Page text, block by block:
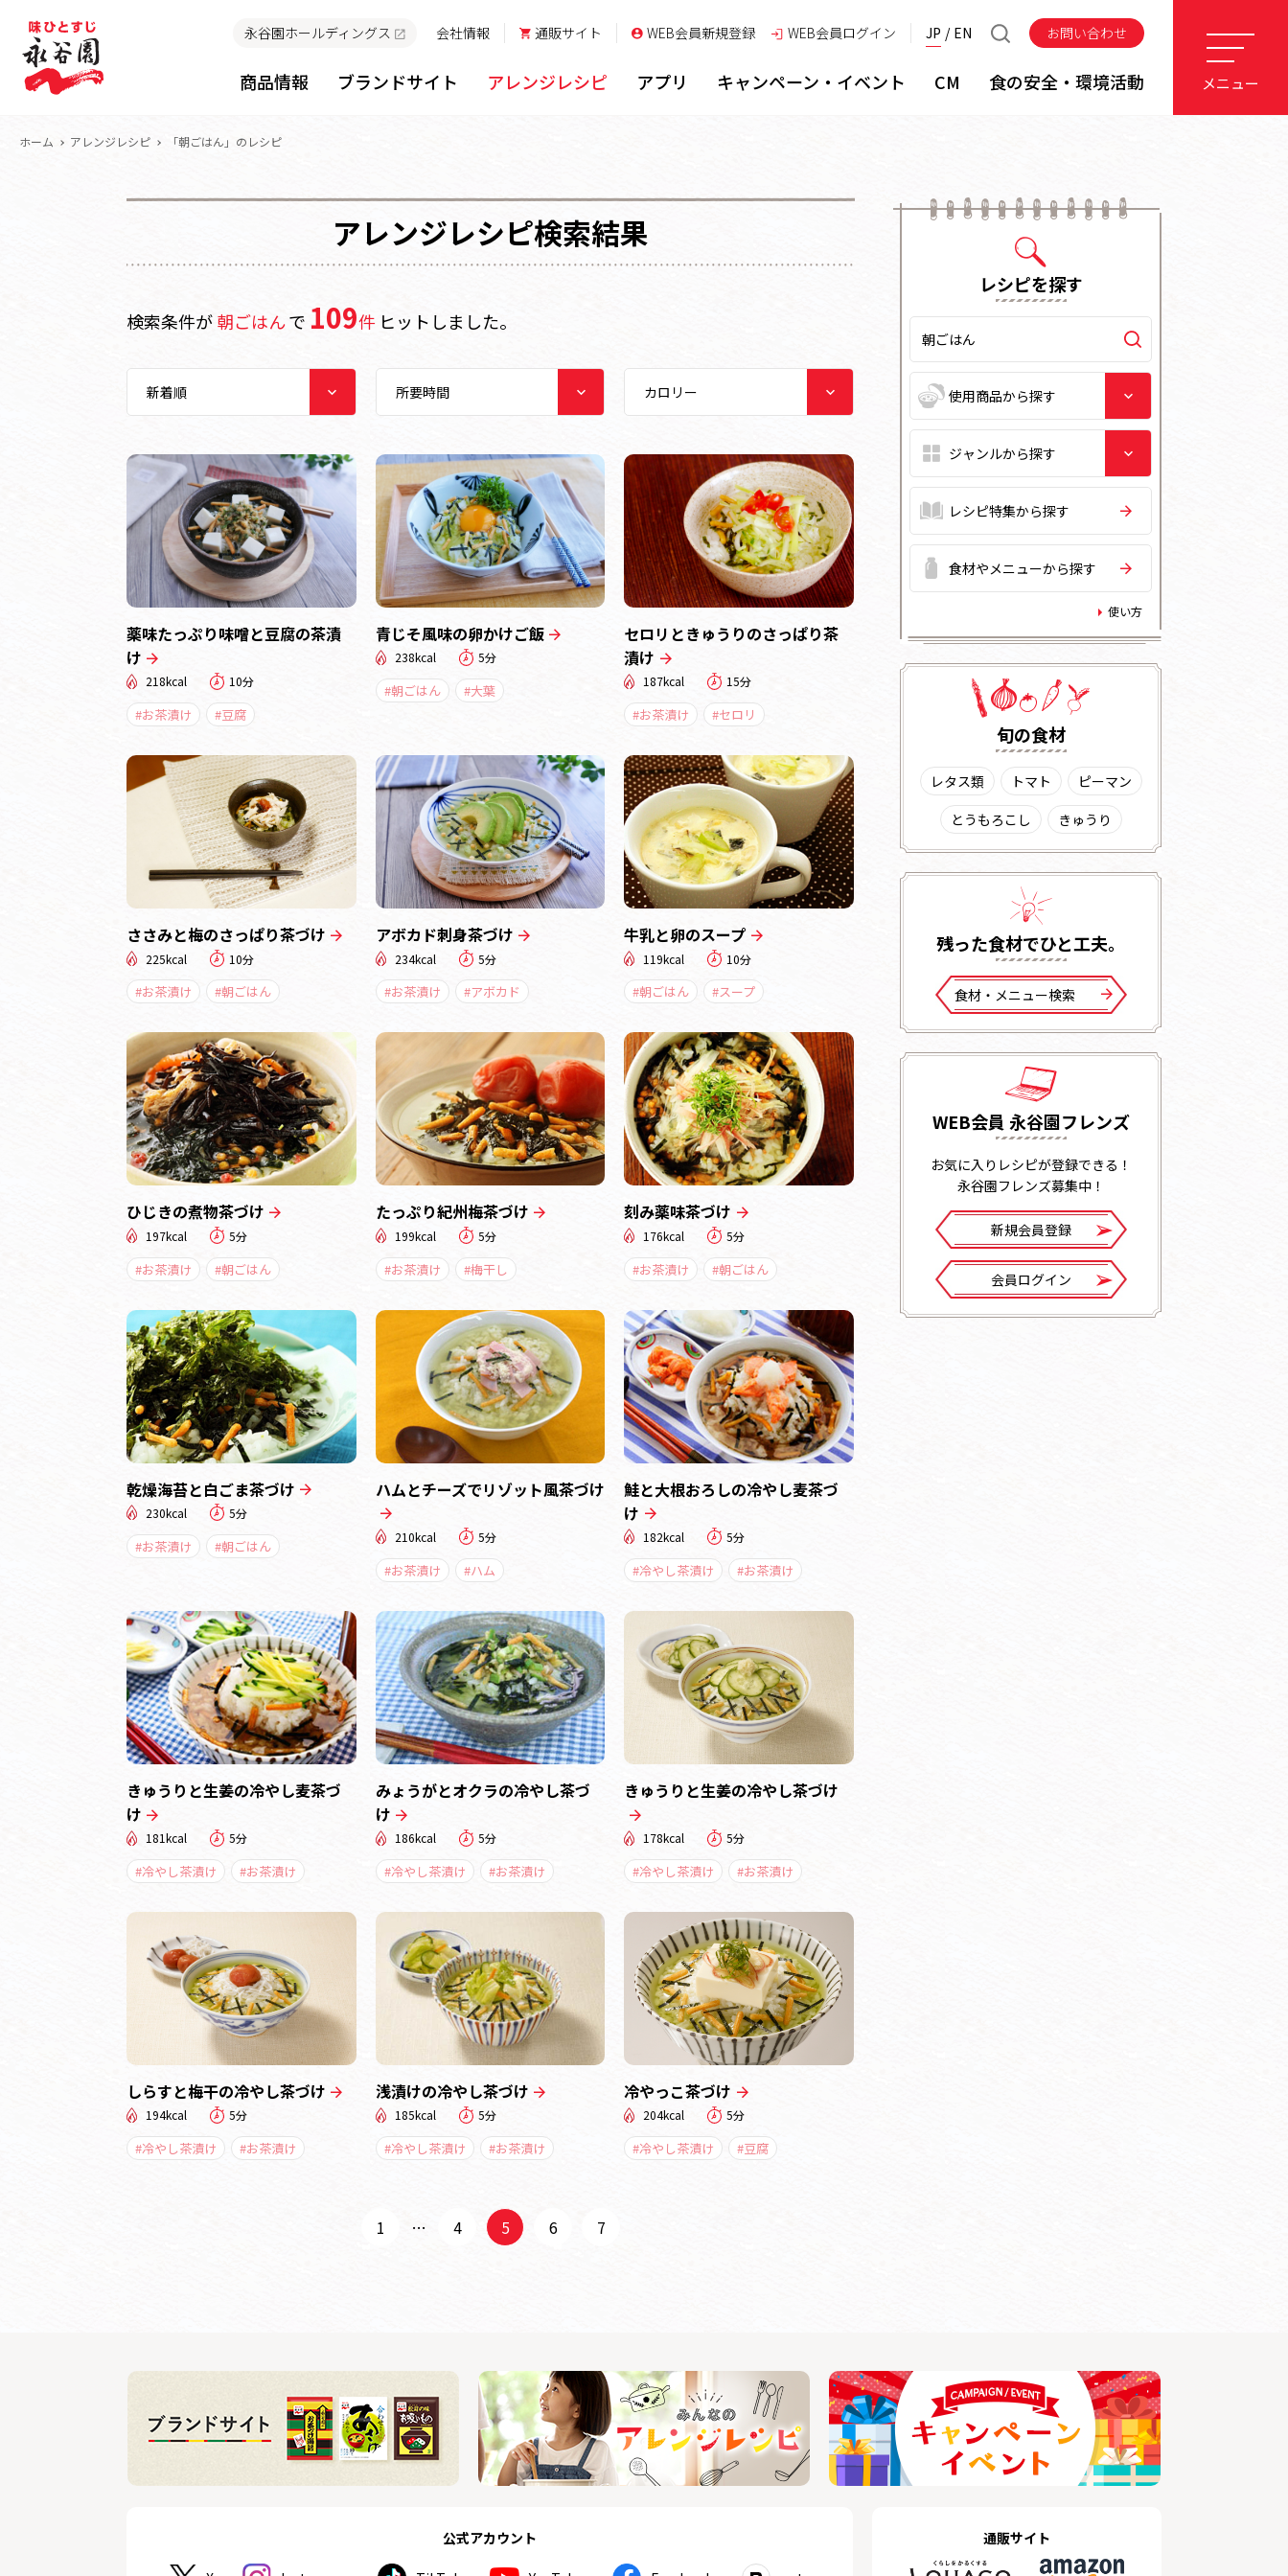
永谷園ホールディングス 会社情報 通販サイト WEB会員新規登録 WEB会員ログイン JP EN お問い合わせ
商品情報 ブランドサイト アレンジレシピ アプリ キャンペーン・イベント CM 食の安全・環境活動 メニュー
ホーム アレンジレシピ 「朝ごはん」のレシピ
アレンジレシピ検索結果
検索条件が朝ごはんで 109件 ヒットしました。
薬味たっぷり味噌と豆腐の茶漬
け
218kcal 10分
#お茶漬け #豆腐
青じそ風味の卵かけご飯
238kcal 5分
#朝ごはん #大葉
セロリときゅうりのさっぱり茶
漬け
187kcal 15分
#お茶漬け #セロリ
ささみと梅のさっぱり茶づけ
225kcal 10分
#お茶漬け #朝ごはん
アボカド刺身茶づけ
234kcal 5分
#お茶漬け #アボカド
牛乳と卵のスープ
119kcal 10分
#朝ごはん #スープ
ひじきの煮物茶づけ
197kcal 5分
#お茶漬け #朝ごはん
たっぷり紀州梅茶づけ
199kcal 5分
#お茶漬け #梅干し
刻み薬味茶づけ
176kcal 5分
#お茶漬け #朝ごはん
乾燥海苔と白ごま茶づけ
230kcal 5分
#お茶漬け #朝ごはん
ハムとチーズでリゾット風茶づけ
210kcal 5分
#お茶漬け #ハム
鮭と大根おろしの冷やし麦茶づ
け
182kcal 5分
#冷やし茶漬け #お茶漬け
きゅうりと生姜の冷やし麦茶づ
け
181kcal 5分
#冷やし茶漬け #お茶漬け
みょうがとオクラの冷やし茶づ
け
186kcal 5分
#冷やし茶漬け #お茶漬け
きゅうりと生姜の冷やし茶づけ
178kcal 5分
#冷やし茶漬け #お茶漬け
しらすと梅干の冷やし茶づけ
194kcal 5分
#冷やし茶漬け #お茶漬け
浅漬けの冷やし茶づけ
185kcal 5分
#冷やし茶漬け #お茶漬け
冷やっこ茶づけ
204kcal 5分
#冷やし茶漬け #豆腐
1 … 4 5 6 7
レシピを探す
レシピ特集から探す
食材やメニューから探す
使い方
旬の⾷材
レタス類 トマト
ピーマン
とうもろこし
きゅうり
残った⾷材でひと⼯夫。
⾷材・メニュー検索
WEB会員 永谷園フレンズ
お気に入りレシピが登録できる！
永谷園フレンズ募集中！
新規会員登録
会員ログイン
公式アカウント 通販サイト